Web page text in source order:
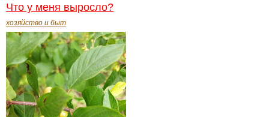
Что у меня выросло?
хозяйство и быт